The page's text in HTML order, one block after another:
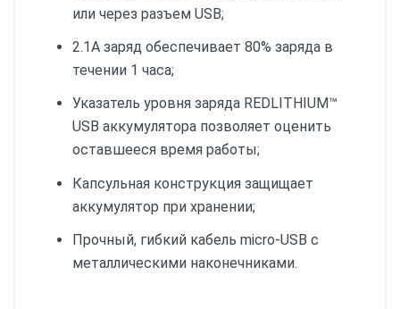
или через разъем USB;
2.1А заряд обеспечивает 80% заряда в
течении 1 часа;
Указатель уровня заряда REDLITHIUM™
USB аккумулятора позволяет оценить
оставшееся время работы;
Капсульная конструкция защищает
аккумулятор при хранении;
Прочный, гибкий кабель micro-USB с
металлическими наконечниками.